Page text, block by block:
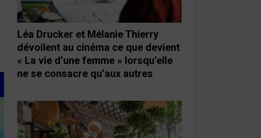
Léa Drucker et Mélanie Thierry
dévoilent au cinéma ce que devient
« La vie d’une femme » lorsqu’elle
ne se consacre qu’aux autres